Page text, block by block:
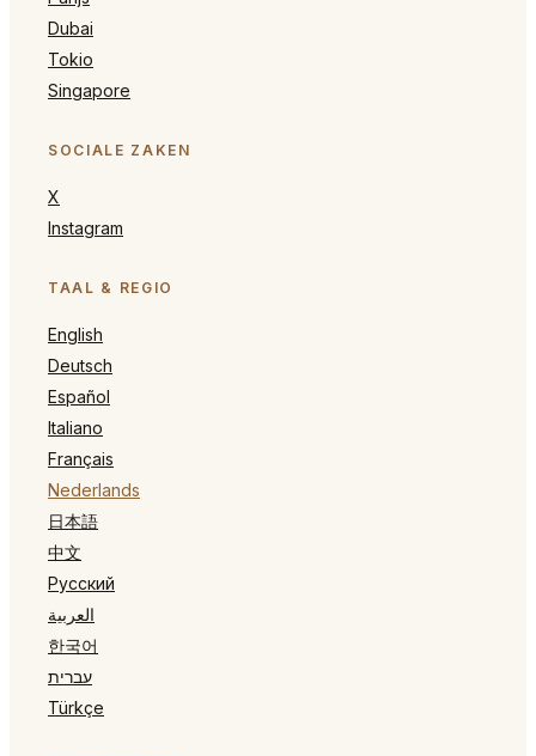
Dubai
Tokio
Singapore
SOCIALE ZAKEN
X
Instagram
TAAL & REGIO
English
Deutsch
Español
Italiano
Français
Nederlands
日本語
中文
Русский
العربية
한국어
עברית
Türkçe